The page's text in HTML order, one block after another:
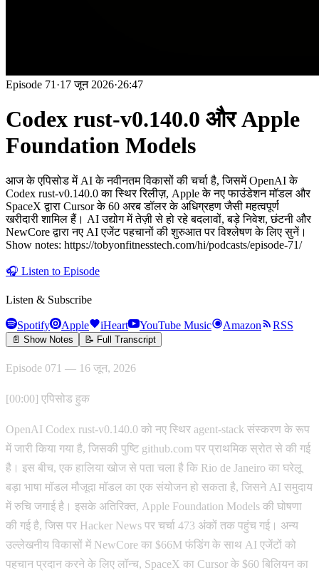
Episode 71 ·17 जून 2026·26:47
Codex rust-v0.140.0 और Apple
Foundation Models
आज के एपिसोड में AI के नवीनतम विकासों की चर्चा है, जिसमें OpenAI के
Codex rust-v0.140.0 का स्थिर रिलीज़, Apple के नए फाउंडेशन मॉडल और
SpaceX द्वारा Cursor के 60 अरब डॉलर के अधिग्रहण जैसी महत्वपूर्ण
खरीदारी शामिल हैं। AI उद्योग में तेज़ी से हो रहे बदलावों, बड़े निवेश, छंटनी और
NewCore द्वारा नए AI एजेंट पहचानों की शुरुआत पर विश्लेषण के लिए सुनें।
Show notes: https://tobyonfitnesstech.com/hi/podcasts/episode-71/
🎧 Listen to Episode
Listen & Subscribe
Spotify Apple iHeart YouTube Music Amazon RSS
📄 Show Notes 📝 Full Transcript
Episode 071 — 16 जून, 2026
[00:00] एपिसोड हुक
OpenAI Codex rust-v0.140.0 को नए स्थिर agent-stack संस्करण के रूप
में जारी किया गया है, जिसकी पुष्टि github.com पर प्राथमिक स्रोत से की गई
है। इस बीच, एक हालिया खोज से पता चला है कि Rio de Janeiro का घरेलू
बड़ा भाषा मॉडल मौजूदा मॉडल का एक संयोजन हो सकता है, जिसने AI समुदाय
में रुचि जगाई है। इसके अतिरिक्त, Apple Foundation Models की घोषणा
की गई है, जिस पर Hacker News पर चर्चा 473 अंकों तक पहुंच गई। अन्य
उल्लेखनीय विकासों में NewCore का $66M फंडिंग के साथ AI एजेंटों को
पहचान प्रदान करने के लिए लॉन्च, SpaceX का Cursor के $60 बिलियन का